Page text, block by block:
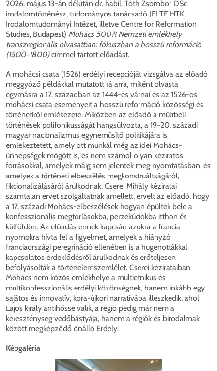
2026. május 13-án délután dr. habil. Tóth Zsombor DSc
irodalomtörténész, tudományos tanácsadó (ELTE HTK
Irodalomtudományi Intézet, illetve Centre for Reformation
Studies, Budapest) Mohács 500?! Nemzeti emlékhely
transzregionális olvasatban: fókuszban a hosszú reformáció
(1500−1800)címmel tartott előadást.
A mohácsi csata (1526) erdélyi recepcióját vizsgálva az előadó
meggyőző példákkal mutatott rá arra, miként olvasta
egymásra a 17. században az 1444-es várnai és az 1526-os
mohácsi csata eseményeit a hosszú reformáció közösségi és
történetírói emlékezete. Miközben az előadó a múltbeli
történések polifonikusságát hangsúlyozta, a 19-20. századi
magyar nacionalizmus egyneműsítő politikájára is
emlékeztetett, amely ott munkál még az idei Mohács-
ünnepségek mögött is, és nem számol olyan kéziratos
forrásokkal, amelyek máig sem jelentek meg nyomtatásban, és
amelyek a történeti elbeszélés megkonstruáltságáról,
fikcionalizálásáról árulkodnak. Cserei Mihály kéziratai
számtalan érvet szolgáltatnak amellett, érvelt az előadó, hogy
a 17. századi Mohács-elbeszélések hogyan épültek bele a
konfesszionális megtorlásokba, perzekúciókba itthon és
külföldön. Az előadás ennek kapcsán azokra a francia
nyomokra hívta fel a figyelmet, amelyek a hiányzó
franciaországi peregrináció ellenében is a hugenottákkal
kapcsolatos érdeklődésről árulkodnak és erőteljesen
befolyásolták a történelemszemlélet. Cserei kézirataiban
Mohács nem közös emlékhelye a multietnikus és
multikonfesszionális erdélyi közönségnek, hanem inkább egy
sajátos és innovatív, kora-újkori narratívába illeszkedik, ahol
Lajos király antihőssé válik, a régió pedig már nem a
kereszténység védőbástyája, hanem a régiók és birodalmak
között megképződő önálló Erdély.
Képgaléria